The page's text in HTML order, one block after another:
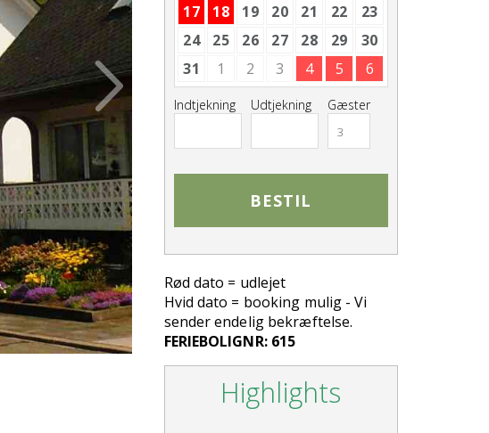
17
18 19 20 21 22
23
24
25 26 27 28 29
30
31
1 2 3 4 5 6
Indtjekning Udtjekning Gæster
3
BESTIL
Rød dato = udlejet
Hvid dato = booking mulig - Vi
sender endelig bekræftelse.
FERIEBOLIGNR: 615
Highlights